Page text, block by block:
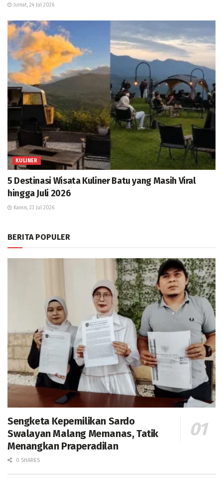
Jumat, 24 Jul 2026
KULINER
5 Destinasi Wisata Kuliner Batu yang Masih Viral
hingga Juli 2026
Kamis, 23 Jul 2026
BERITA POPULER
Sengketa Kepemilikan Sardo
Swalayan Malang Memanas, Tatik
Menangkan Praperadilan
0 SHARES